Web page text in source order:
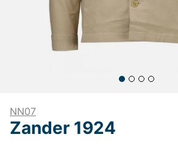
NN07
Zander 1924